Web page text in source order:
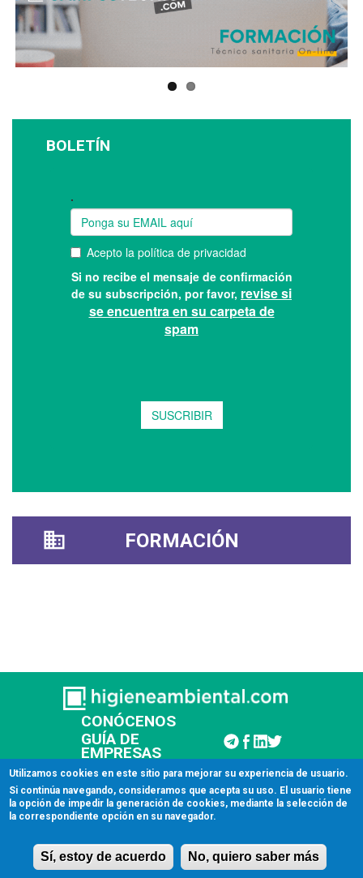
BOLETÍN
FORMACIÓN
CONÓCENOS
GUÍA DE
EMPRESAS
CONTACTAR
© 2026 Higiene Ambiental
Aviso legal
Utilizamos cookies en este sitio para mejorar su experiencia de usuario.
Si continúa navegando, consideramos que acepta su uso. El usuario tiene
la opción de impedir la generación de cookies, mediante la selección de
la correspondiente opción en su navegador.
Sí, estoy de acuerdo No, quiero saber más